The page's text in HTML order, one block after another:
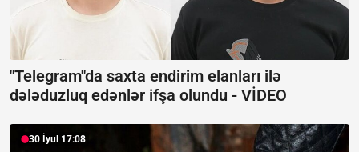
"Telegram"da saxta endirim elanları ilə
dələduzluq edənlər ifşa olundu - VİDEO
30 İyul 17:08